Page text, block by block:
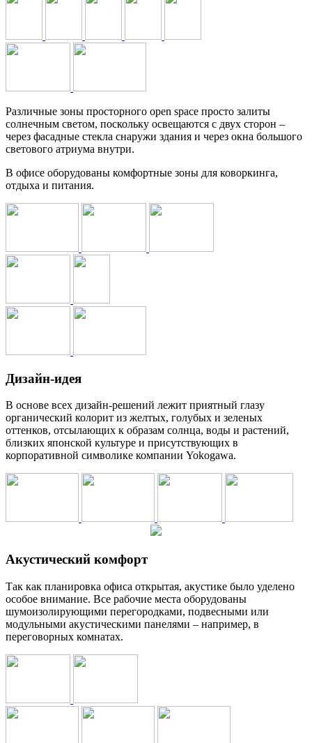
Различные зоны просторного open space просто залиты
солнечным светом, поскольку освещаются с двух сторон –
через фасадные стекла снаружи здания и через окна большого
светового атриума внутри.
В офисе оборудованы комфортные зоны для коворкинга,
отдыха и питания.
Дизайн-идея
В основе всех дизайн-решений лежит приятный глазу
органический колорит из желтых, голубых и зеленых
оттенков, отсылающих к образам солнца, воды и растений,
близких японской культуре и присутствующих в
корпоративной символике компании Yokogawa.
Акустический комфорт
Так как планировка офиса открытая, акустике было уделено
особое внимание. Все рабочие места оборудованы
шумоизолирующими перегородками, подвесными или
модульными акустическими панелями – например, в
переговорных комнатах.